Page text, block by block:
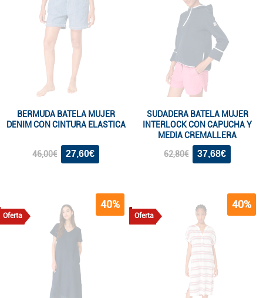
BERMUDA BATELA MUJER
DENIM CON CINTURA ELASTICA
46,00€ 27,60€
SUDADERA BATELA MUJER
INTERLOCK CON CAPUCHA Y
MEDIA CREMALLERA
62,80€ 37,68€
Oferta
40%
Oferta
40%